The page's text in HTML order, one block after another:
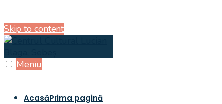
Skip to content
Meniu
AcasăPrima pagină